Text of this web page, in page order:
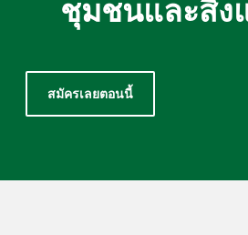
ชุมชนและสิ่ง
สมัครเลยตอนนี้